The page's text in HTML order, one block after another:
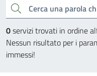
Cerca una parola chiave
0servizi trovati in ordine
Nessun risultato per i
immessi!